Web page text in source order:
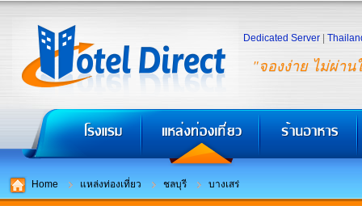
"จองง่าย ไม่ผ่าน
Dedicated Server
Home แหล่งท่องเที่ยว ชลบุรี บางเสร่